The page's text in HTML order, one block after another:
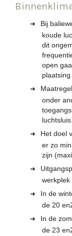
Bij
koude
dit
open
plaatsing
onder
luchtsluis.
Het doel
er zo
zijn
werkplek
In de
de 20
In de
de 23